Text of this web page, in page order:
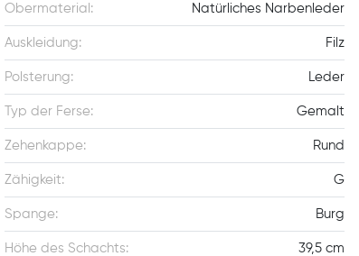
Obermaterial: Natürliches Narbenleder
Auskleidung: Filz
Polsterung: Leder
Typ der Ferse: Gemalt
Zehenkappe: Rund
Zähigkeit: G
Spange: Burg
Höhe des Schachts: 39,5 cm